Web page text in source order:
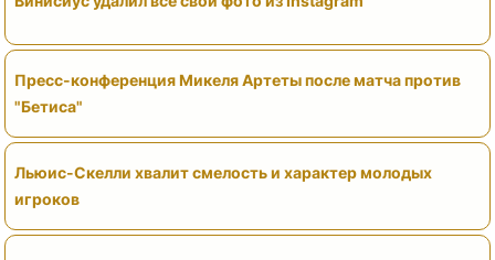
Пресс-конференция Микеля Артеты после матча против
"Бетиса"
Льюис-Скелли хвалит смелость и характер молодых
игроков